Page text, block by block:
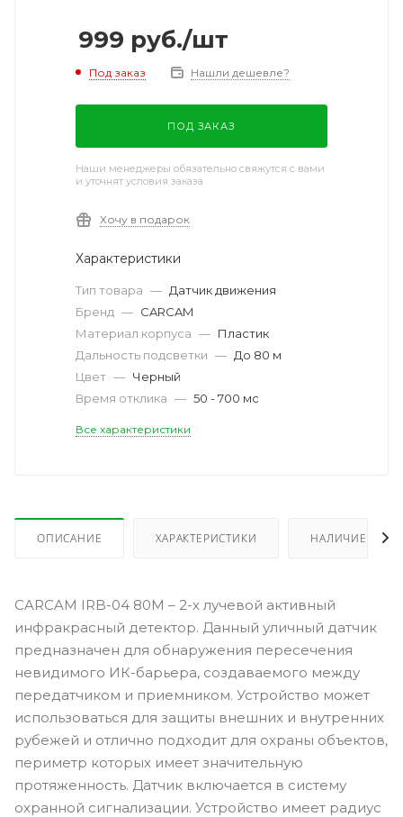
999 руб./шт
Под заказ Нашли дешевле?
ПОД ЗАКАЗ
Наши менеджеры обязательно свяжутся с вами
и уточнят условия заказа
Хочу в подарок
Характеристики
Тип товара — Датчик движения
Бренд — CARCAM
Материал корпуса — Пластик
Дальность подсветки — До 80 м
Цвет — Черный
Время отклика — 50 - 700 мс
Все характеристики
ОПИСАНИЕ ХАРАКТЕРИСТИКИ НАЛИЧИЕ
CARCAM IRB-04 80M – 2-х лучевой активный
инфракрасный детектор. Данный уличный датчик
предназначен для обнаружения пересечения
невидимого ИК-барьера, создаваемого между
передатчиком и приемником. Устройство может
использоваться для защиты внешних и внутренних
рубежей и отлично подходит для охраны объектов,
периметр которых имеет значительную
протяженность. Датчик включается в систему
охранной сигнализации. Устройство имеет радиус